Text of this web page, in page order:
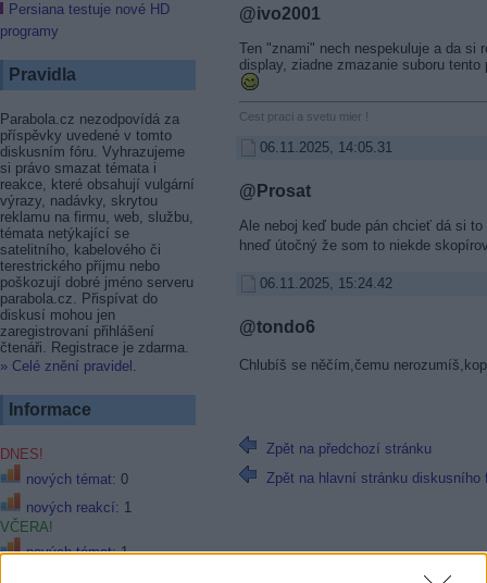
Persiana testuje nové HD
programy
Pravidla
Parabola.cz nezodpovídá za
příspěvky uvedené v tomto
diskusním fóru. Vyhrazujeme
si právo smazat témata i
reakce, které obsahují vulgární
výrazy, nadávky, skrytou
reklamu na firmu, web, službu,
témata netýkající se
satelitního, kabelového či
terestrického příjmu nebo
poškozují dobré jméno serveru
parabola.cz. Přispívat do
diskusí mohou jen
zaregistrovaní přihlášení
čtenáři. Registrace je zdarma.
» Celé znění pravidel .
Informace
DNES!
nových témat: 0
nových reakcí: 1
VČERA!
nových témat: 1
@ivo2001
Ten "znami" nech nespekuluje a da si
display, ziadne zmazanie suboru
Cest praci a svetu mier !
06.11.2025, 14:05.31
@Prosat
Ale neboj keď bude pán chcieť dá si
hneď útočný že som to niekde
06.11.2025, 15:24.42
@tondo6
Chlubíš se něčím,čemu
Zpět na předchozí stránku
Zpět na hlavní stránku diskusního